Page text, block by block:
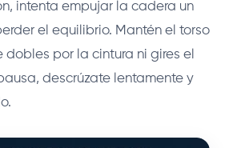
intenta empujar la cadera un
el equilibrio. Mantén el torso
dobles por la cintura ni gires el
descrúzate lentamente y